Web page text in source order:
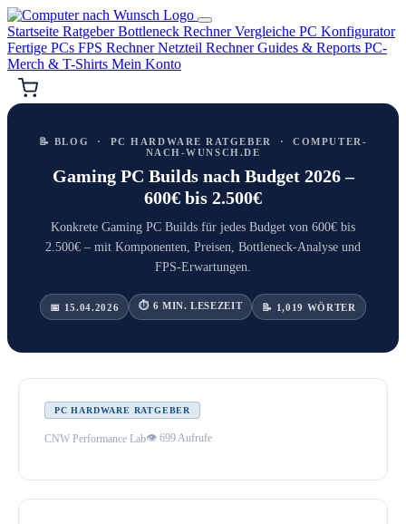
Startseite RatgeberBottleneck RechnerVergleiche PC Konfigurator
Fertige PCs FPS RechnerNetzteil RechnerGuides & Reports PC-
Merch & T-Shirts Mein Konto
📝 BLOG · PC HARDWARE RATGEBER · COMPUTER-
NACH-WUNSCH.DE
Gaming PC Builds nach Budget 2026 –
600€ bis 2.500€
Konkrete Gaming PC Builds für jedes Budget von 600€ bis
2.500€ – mit Komponenten, Preisen, Bottleneck-Analyse und
FPS-Erwartungen.
📅 15.04.2026 ⏱ 6 MIN. LESEZEIT 📝 1,019 WÖRTER
PC HARDWARE RATGEBER
CNW Performance Lab👁 699 Aufrufe